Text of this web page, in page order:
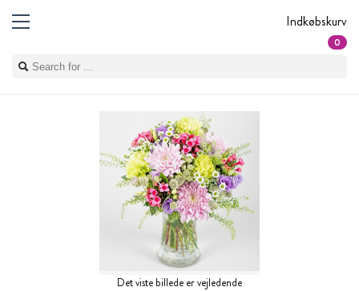
Indkøbskurv
0
Det viste billede er vejledende